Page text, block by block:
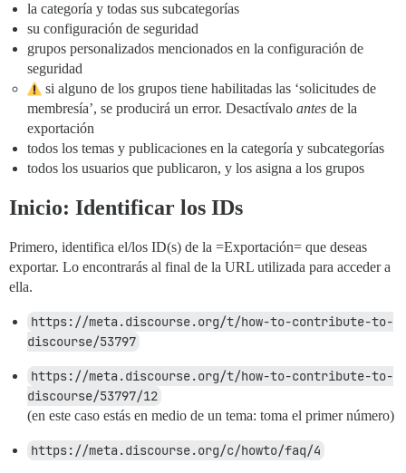
la categoría y todas sus subcategorías
su configuración de seguridad
grupos personalizados mencionados en la configuración de
seguridad
si alguno de los grupos tiene habilitadas las ‘solicitudes de
membresía’, se producirá un error. Desactívalo antes de la
exportación
todos los temas y publicaciones en la categoría y subcategorías
todos los usuarios que publicaron, y los asigna a los grupos
Inicio: Identificar los IDs
Primero, identifica el/los ID(s) de la =Exportación= que deseas
exportar. Lo encontrarás al final de la URL utilizada para acceder a
ella.
https://meta.discourse.org/t/how-to-contribute-to-
discourse/53797
https://meta.discourse.org/t/how-to-contribute-to-
discourse/53797/12
(en este caso estás en medio de un tema: toma el primer número)
https://meta.discourse.org/c/howto/faq/4